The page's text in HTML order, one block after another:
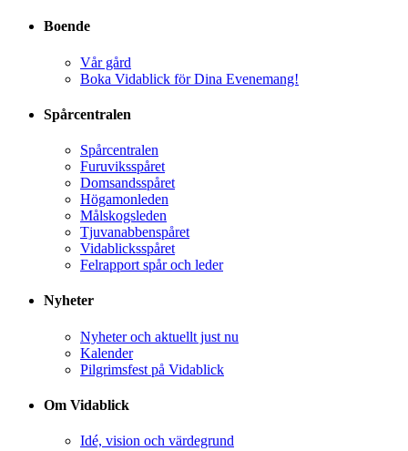
Boende
Vår gård
Boka Vidablick för Dina Evenemang!
Spårcentralen
Spårcentralen
Furuviksspåret
Domsandsspåret
Högamonleden
Målskogsleden
Tjuvanabbenspåret
Vidablicksspåret
Felrapport spår och leder
Nyheter
Nyheter och aktuellt just nu
Kalender
Pilgrimsfest på Vidablick
Om Vidablick
Idé, vision och värdegrund